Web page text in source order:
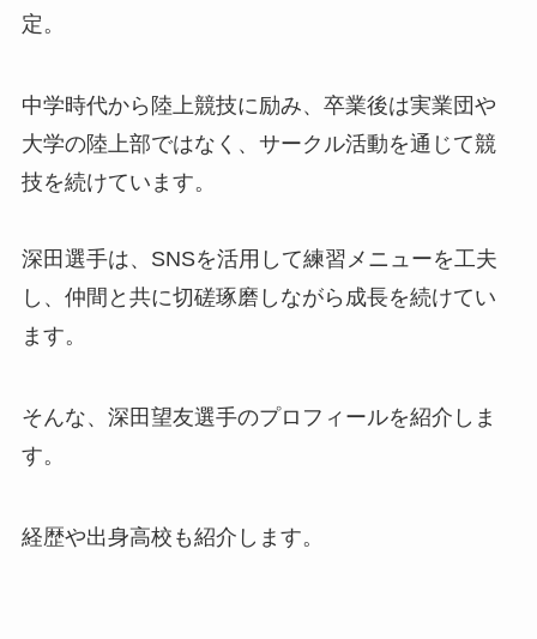
定。
中学時代から陸上競技に励み、卒業後は実業団や
大学の陸上部ではなく、サークル活動を通じて競
技を続けています。
深田選手は、SNSを活用して練習メニューを工夫
し、仲間と共に切磋琢磨しながら成長を続けてい
ます。
そんな、深田望友選手のプロフィールを紹介しま
す。
経歴や出身高校も紹介します。